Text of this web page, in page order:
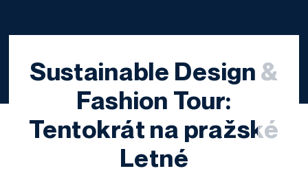
Sustainable Design &
Fashion Tour:
Tentokrát na pražské
Letné